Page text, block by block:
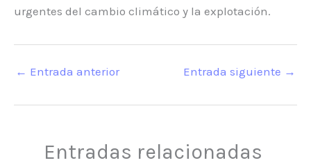
urgentes del cambio climático y la explotación.
← Entrada anterior Entrada siguiente →
Entradas relacionadas